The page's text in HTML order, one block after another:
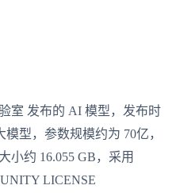
室 发布的 AI 模型，发布时
型，参数规模约为 70亿，
小约 16.055 GB，采用
LICENSE